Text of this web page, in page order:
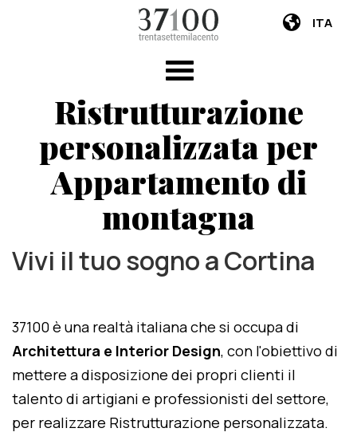
ITA
Ristrutturazione
personalizzata per
Appartamento di
montagna
Vivi il tuo sogno a Cortina
37100 è una realtà italiana che si occupa di
Architettura e Interior Design, con l'obiettivo di
mettere a disposizione dei propri clienti il
talento di artigiani e professionisti del settore,
per realizzare Ristrutturazione personalizzata.